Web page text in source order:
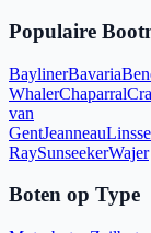
Populaire
BaylinerBavaria
WhalerChaparral
van
GentJeanneau
RaySunseekerWajer
Boten op Type